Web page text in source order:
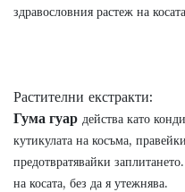
здравословния растеж на
Растителни екстракти:
Гума гуар действа като
кутикулата на косъма,
предотвратявайки заплитането.
на косата, без да я утежнява.